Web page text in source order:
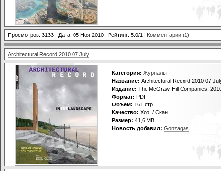
Просмотров: 3133 | Дата: 05 Ноя 2010 | Рейтинг: 5.0/1 | Комментарии (1)
Architectural Record 2010 07 July
Категория: Журналы
Название: Architectural Record 2010 07
Издание: The McGraw-Hill Companies,
Формат: PDF
Объем: 161 стр.
Качество: Хор. / Скан.
Размер: 41,6 MB
Новость добавил: Gonzagas